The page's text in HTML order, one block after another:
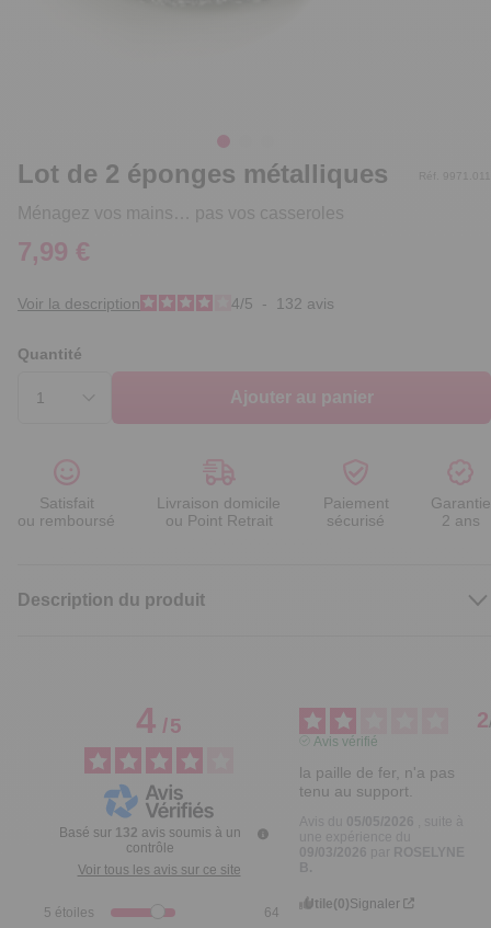
Lot de 2 éponges métalliques
Ménagez vos mains… pas vos casseroles
Réf. 9971.011
7,99 €
Voir la description 4/5 - 132 avis
Quantité
Ajouter au panier
Satisfait
ou remboursé
Livraison domicile
ou Point Retrait
Paiement
sécurisé
Garantie
2 ans
Description du produit
4/5
Basé sur 132 avis soumis à un
contrôle
Voir tous les avis sur ce site
5 étoiles
64
2
Avis vérifié
la paille de fer, n'a pas
tenu au support.
05/05/2026
Utile(0)Signaler